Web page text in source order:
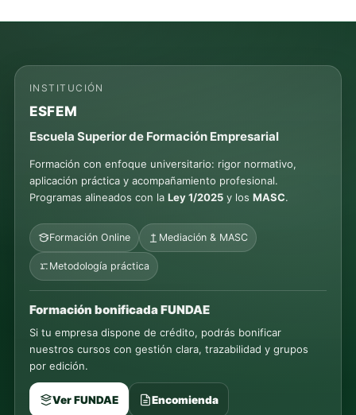
INSTITUCIÓN
ESFEM
Escuela Superior de Formación Empresarial
Formación con enfoque universitario: rigor normativo,
aplicación práctica y acompañamiento profesional.
Programas alineados con la Ley 1/2025 y los MASC.
Formación Online Mediación & MASC
Metodología práctica
Formación bonificada FUNDAE
Si tu empresa dispone de crédito, podrás bonificar
nuestros cursos con gestión clara, trazabilidad y grupos
por edición.
Ver FUNDAE Encomienda